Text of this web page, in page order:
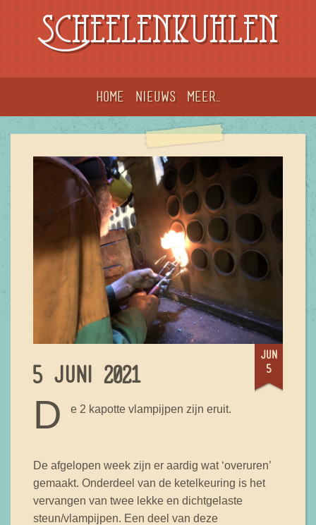
Scheelenkuhlen
Home Nieuws meer...
jun
5
5 JUNI 2021
D e 2 kapotte vlampijpen zijn eruit.
De afgelopen week zijn er aardig wat ‘overuren’
gemaakt. Onderdeel van de ketelkeuring is het
vervangen van twee lekke en dichtgelaste
steun/vlampijpen. Een deel van deze